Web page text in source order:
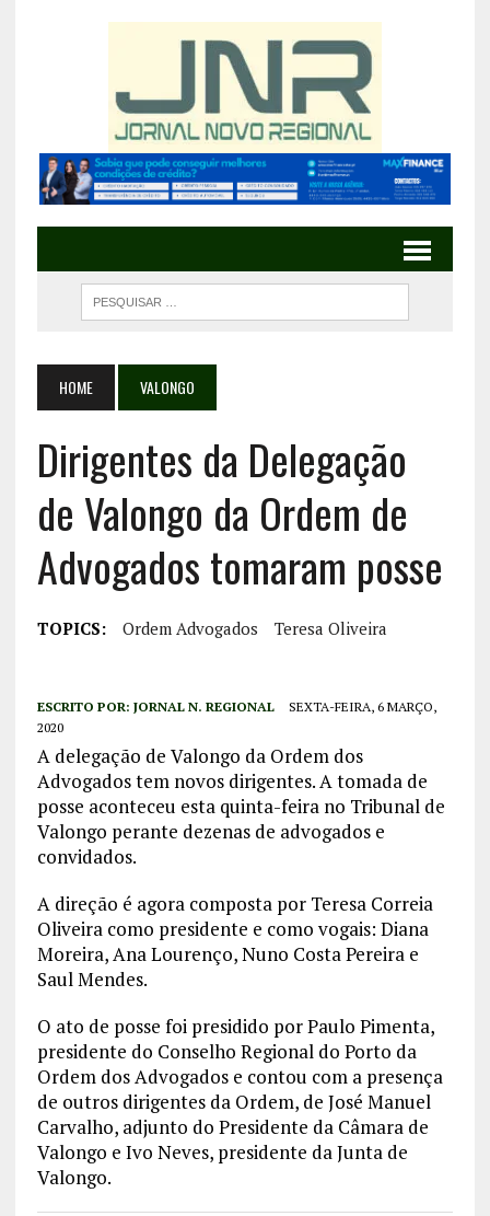
HOME VALONGO
Dirigentes da Delegação
de Valongo da Ordem de
Advogados tomaram posse
TOPICS: Ordem Advogados Teresa Oliveira
ESCRITO POR: JORNAL N. REGIONAL
SEXTA-FEIRA, 6 MARÇO,
2020
A delegação de Valongo da Ordem dos
Advogados tem novos dirigentes. A tomada de
posse aconteceu esta quinta-feira no Tribunal de
Valongo perante dezenas de advogados e
convidados.
A direção é agora composta por Teresa Correia
Oliveira como presidente e como vogais: Diana
Moreira, Ana Lourenço, Nuno Costa Pereira e
Saul Mendes.
O ato de posse foi presidido por Paulo Pimenta,
presidente do Conselho Regional do Porto da
Ordem dos Advogados e contou com a presença
de outros dirigentes da Ordem, de José Manuel
Carvalho, adjunto do Presidente da Câmara de
Valongo e Ivo Neves, presidente da Junta de
Valongo.